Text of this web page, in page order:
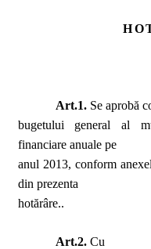
Art.1. Se aprobă
bugetului general al
financiare anuale pe
anul 2013, conform
din prezenta
hotărâre..
Art.2.Cu